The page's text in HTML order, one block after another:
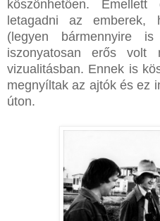
köszönhetően.
letagadni az emberek,
(legyen bármennyire
iszonyatosan erős volt
vizualitásban. Ennek is
megnyíltak az ajtók és ez
úton.